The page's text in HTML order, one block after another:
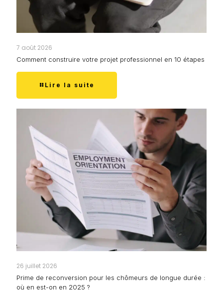
7 août 2026
Comment construire votre projet professionnel en 10 étapes
Lire la suite
26 juillet 2026
Prime de reconversion pour les chômeurs de longue durée :
où en est-on en 2025 ?